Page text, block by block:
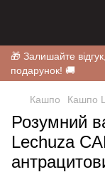
🎁 Залишайте
подарунок! 🚚
Кашпо Кашпо
Розумний
Lechuza